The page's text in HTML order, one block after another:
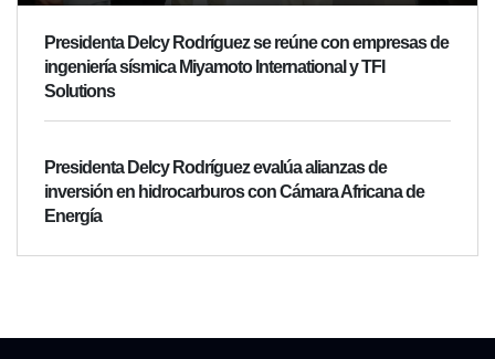
Presidenta Delcy Rodríguez se reúne con empresas de
ingeniería sísmica Miyamoto International y TFI
Solutions
Presidenta Delcy Rodríguez evalúa alianzas de
inversión en hidrocarburos con Cámara Africana de
Energía